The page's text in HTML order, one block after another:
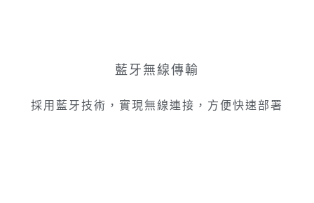
藍牙無線傳輸
採用藍牙技術，實現無線連接，方便快速部署